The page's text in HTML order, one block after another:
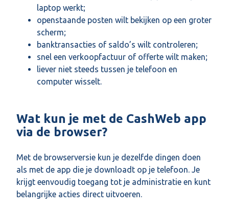
laptop werkt;
openstaande posten wilt bekijken op een groter
scherm;
banktransacties of saldo’s wilt controleren;
snel een verkoopfactuur of offerte wilt maken;
liever niet steeds tussen je telefoon en
computer wisselt.
Wat kun je met de CashWeb app
via de browser?
Met de browserversie kun je dezelfde dingen doen
als met de app die je downloadt op je telefoon. Je
krijgt eenvoudig toegang tot je administratie en kunt
belangrijke acties direct uitvoeren.